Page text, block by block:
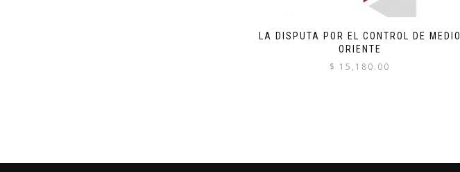
LA DISPUTA POR EL CONTROL DE MEDIO
ORIENTE
$ 15,180.00